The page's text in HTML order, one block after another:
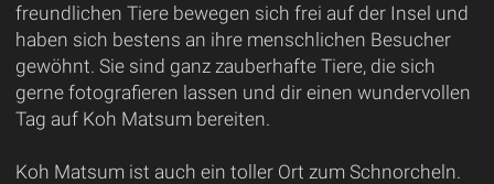
freundlichen Tiere bewegen sich frei auf der Insel und
haben sich bestens an ihre menschlichen Besucher
gewöhnt. Sie sind ganz zauberhafte Tiere, die sich
gerne fotografieren lassen und dir einen wundervollen
Tag auf Koh Matsum bereiten.
Koh Matsum ist auch ein toller Ort zum Schnorcheln.